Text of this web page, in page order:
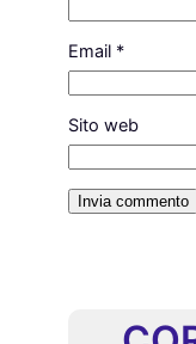
Email *
Sito web